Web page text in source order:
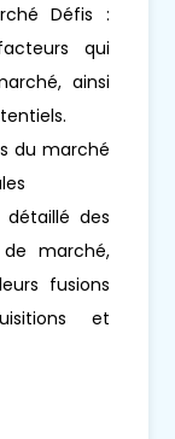
Défis :
qui
ainsi
du marché
des
marché,
fusions
et